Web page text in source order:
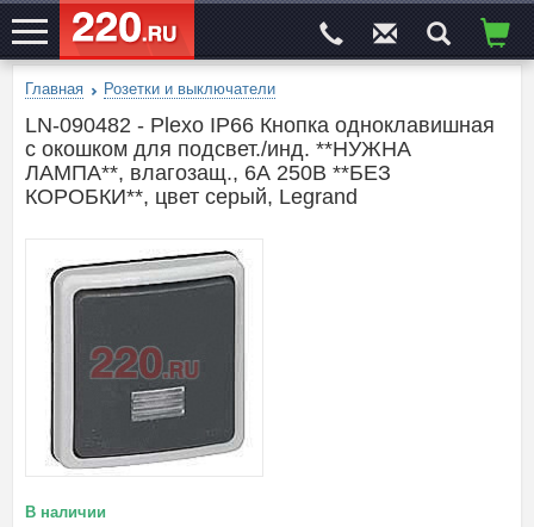
ЭЛЕКТРОСАЙТ№1
Главная Розетки и выключатели
LN-090482 - Plexo IP66 Кнопка одноклавишная
с окошком для подсвет./инд. **НУЖНА
ЛАМПА**, влагозащ., 6А 250В **БЕЗ
КОРОБКИ**, цвет серый, Legrand
В наличии